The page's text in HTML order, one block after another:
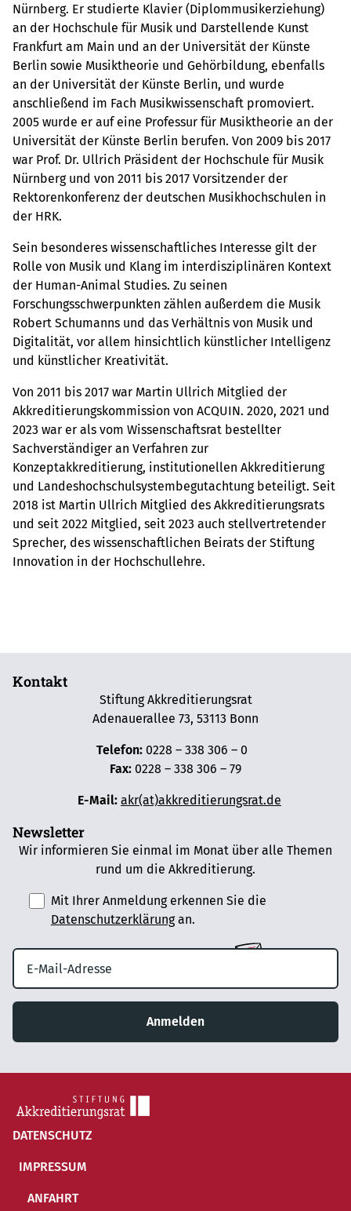
Nürnberg. Er studierte Klavier (Diplommusikerziehung)
an der Hochschule für Musik und Darstellende Kunst
Frankfurt am Main und an der Universität der Künste
Berlin sowie Musiktheorie und Gehörbildung, ebenfalls
an der Universität der Künste Berlin, und wurde
anschließend im Fach Musikwissenschaft promoviert.
2005 wurde er auf eine Professur für Musiktheorie an der
Universität der Künste Berlin berufen. Von 2009 bis 2017
war Prof. Dr. Ullrich Präsident der Hochschule für Musik
Nürnberg und von 2011 bis 2017 Vorsitzender der
Rektorenkonferenz der deutschen Musikhochschulen in
der HRK.
Sein besonderes wissenschaftliches Interesse gilt der
Rolle von Musik und Klang im interdisziplinären Kontext
der Human-Animal Studies. Zu seinen
Forschungsschwerpunkten zählen außerdem die Musik
Robert Schumanns und das Verhältnis von Musik und
Digitalität, vor allem hinsichtlich künstlicher Intelligenz
und künstlicher Kreativität.
Von 2011 bis 2017 war Martin Ullrich Mitglied der
Akkreditierungskommission von ACQUIN. 2020, 2021 und
2023 war er als vom Wissenschaftsrat bestellter
Sachverständiger an Verfahren zur
Konzeptakkreditierung, institutionellen Akkreditierung
und Landeshochschulsystembegutachtung beteiligt. Seit
2018 ist Martin Ullrich Mitglied des Akkreditierungsrats
und seit 2022 Mitglied, seit 2023 auch stellvertretender
Sprecher, des wissenschaftlichen Beirats der Stiftung
Innovation in der Hochschullehre.
Kontakt
Stiftung Akkreditierungsrat
Adenauerallee 73, 53113 Bonn
Telefon:0228 – 338 306 – 0
Fax: 0228 – 338 306 – 79
E-Mail: akr(at)akkreditierungsrat.de
Newsletter
Wir informieren Sie einmal im Monat über alle Themen
rund um die Akkreditierung.
Mit Ihrer Anmeldung erkennen Sie die
Datenschutzerklärungan.
Anmelden
DATENSCHUTZ
IMPRESSUM
ANFAHRT